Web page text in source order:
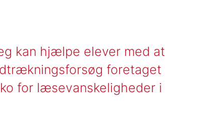
kan hjælpe elever med at
foretaget
for læsevanskeligheder i